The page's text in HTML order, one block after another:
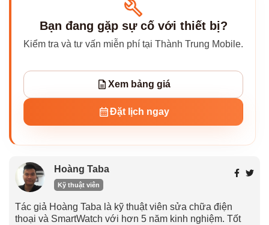
Bạn đang gặp sự cố với thiết bị?
Kiểm tra và tư vấn miễn phí tại Thành Trung Mobile.
Xem bảng giá
Đặt lịch ngay
Hoàng Taba
Kỹ thuật viên
Tác giả Hoàng Taba là kỹ thuật viên sửa chữa điện
thoại và SmartWatch với hơn 5 năm kinh nghiệm. Tốt